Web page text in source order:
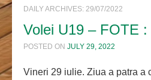
DAILY ARCHIVES: 29/07/2022
Volei U19 – FOTE :
POSTED ON JULY 29, 2022
Vineri 29 iulie. Ziua a patra a